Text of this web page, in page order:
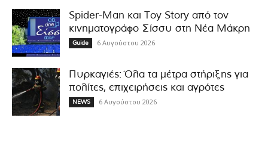
Spider-Man και Toy Story από τον
κινηματογράφο Σίσσυ στη Νέα Μάκρη
Guide 6 Αυγούστου 2026
Πυρκαγιές: Όλα τα μέτρα στήριξης για
πολίτες, επιχειρήσεις και αγρότες
NEWS 6 Αυγούστου 2026